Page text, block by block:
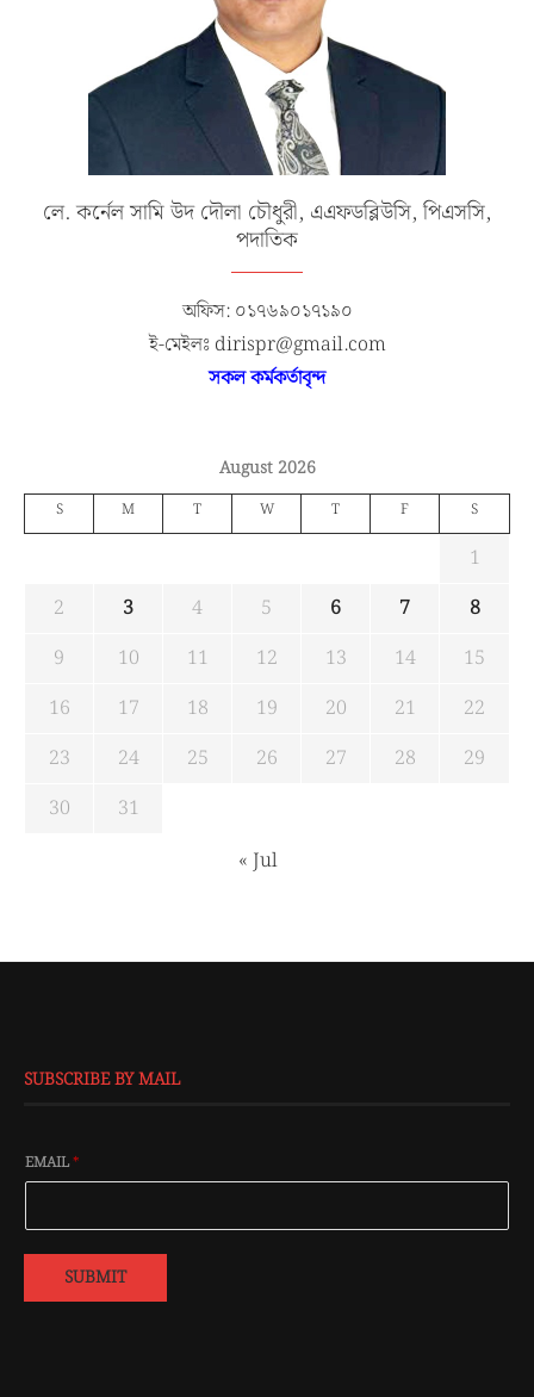
লে. কর্নেল সামি উদ দৌলা চৌধুরী, এএফডব্লিউসি, পিএসসি,
পদাতিক
অফিস: ০১৭৬৯০১৭১৯০
ই-মেইলঃ dirispr@gmail.com
সকল কর্মকর্তাবৃন্দ
August 2026
S M T W T F S
1
2
3 4 5 6 7
8
9
10 11 12 13 14
15
16
17 18 19 20 21
22
23
24 25 26 27 28
29
30
31
« Jul
SUBSCRIBE BY MAIL
EMAIL*
SUBMIT